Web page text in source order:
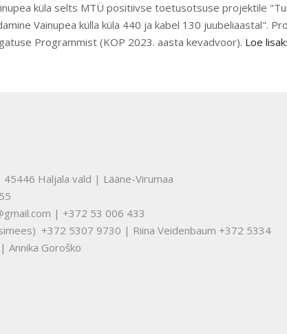
küla selts MTÜ positiivse toetusotsuse projektile
Vainupea külla küla 440 ja kabel 130 juubeliaastal".
Programmist (KOP 2023. aasta kevadvoor). Loe
Haljala vald | Lääne-Virumaa
| +372 53 006 433
+372 5307 9730 | Riina Veidenbaum +372 5334
Goroško